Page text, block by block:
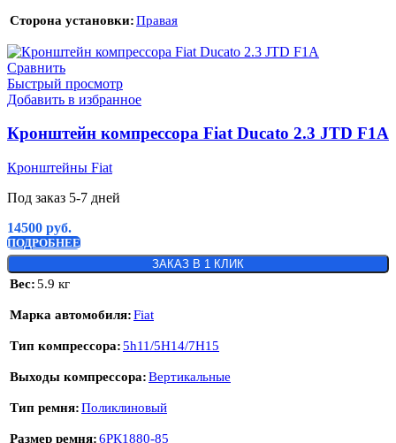
Сторона установки Правая
Сравнить
Быстрый просмотр
Добавить в избранное
Кронштейн компрессора Fiat Ducato 2.3 JTD F1A
Кронштейны Fiat
Под заказ 5-7 дней
14500 руб.
ПОДРОБНЕЕ
ЗАКАЗ В 1 КЛИК
Вес 5.9 кг
Марка автомобиля Fiat
Тип компрессора 5h11/5H14/7H15
Выходы компрессора Вертикальные
Тип ремня Поликлиновый
Размер ремня 6РК1880-85